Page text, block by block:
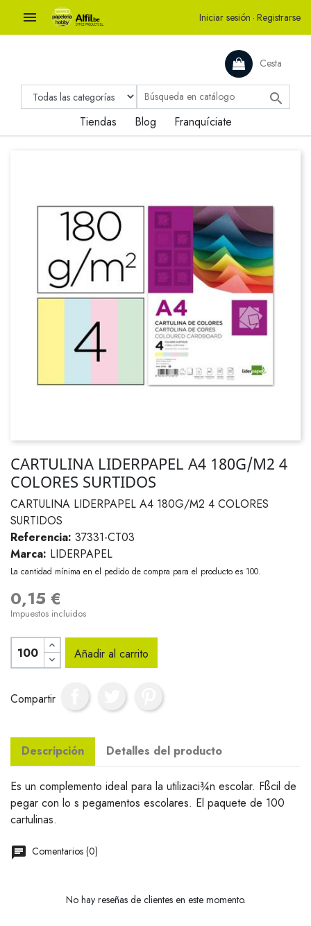
 Iniciar sesión · Registrarse
Cesta

Tiendas Blog Franquíciate
CARTULINA LIDERPAPEL A4 180G/M2 4
COLORES SURTIDOS
CARTULINA LIDERPAPEL A4 180G/M2 4 COLORES
SURTIDOS
Referencia: 37331-CT03
Marca: LIDERPAPEL
La cantidad mínima en el pedido de compra para el producto es 100.
0,15 €
Impuestos incluidos
Añadir al carrito
Compartir
Descripción Detalles del producto
Es un complemento ideal para la utilizaci¾n escolar. Fßcil de
pegar con lo s pegamentos escolares. El paquete de 100
cartulinas.
Comentarios (0)
No hay reseñas de clientes en este momento.